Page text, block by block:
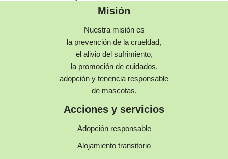
Misión
Nuestra misión es
la prevención de la crueldad,
el alivio del sufrimiento,
la promoción de cuidados,
adopción y tenencia responsable
de mascotas.
Acciones y servicios
Adopción responsable
Alojamiento transitorio